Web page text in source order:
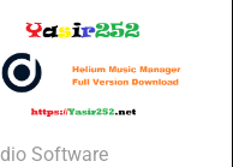
Software